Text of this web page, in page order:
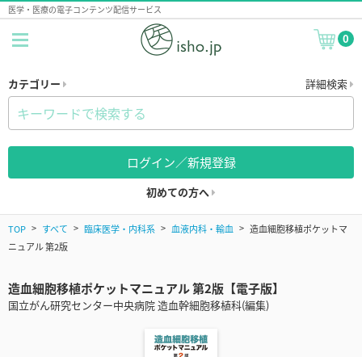
医学・医療の電子コンテンツ配信サービス
0
カテゴリー 詳細検索
ログイン／新規登録
初めての方へ
TOP すべて 臨床医学・内科系 血液内科・輸血
造血細胞移植ポケットマ
ニュアル 第2版
造血細胞移植ポケットマニュアル 第2版【電子版】
国立がん研究センター中央病院 造血幹細胞移植科(編集)